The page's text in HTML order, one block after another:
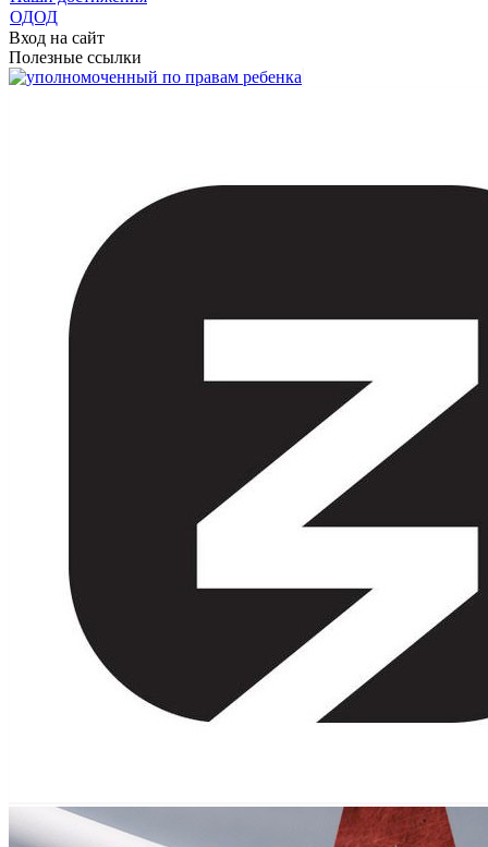
ОДОД
Вход на сайт
Полезные ссылки